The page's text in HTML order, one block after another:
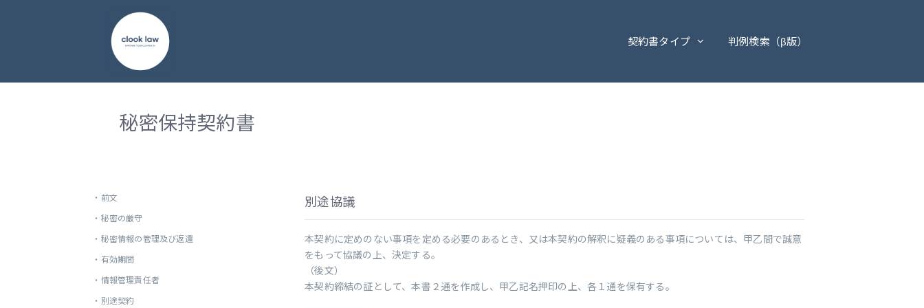
契約書タイプ 判例検索（β版）
秘密保持契約書
・ 前文
・ 秘密の厳守
・ 秘密情報の管理及び返還
・ 有効期間
・ 情報管理責任者
・ 別途契約
別途協議
本契約に定めのない事項を定める必要のあるとき、又は本契約の解釈に疑義のある事項については、甲乙間で誠意
をもって協議の上、決定する。
（後文）
本契約締結の証として、本書２通を作成し、甲乙記名押印の上、各１通を保有する。